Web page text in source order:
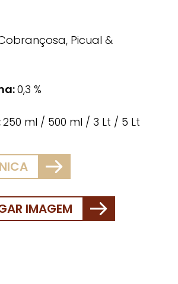
Picual &
0,3 %
250 ml / 500 ml / 3 Lt / 5 Lt
IMAGEM